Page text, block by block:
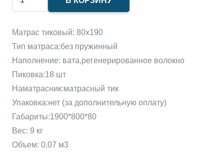
₽950.00.
тиковый
обычный
(80х190)
Матрас тиковый: 80х190
Тип матраса:без пружинный
Наполнение: вата,регенерированное волокно
Пиковка:18 шт
Наматрасник:матрасный тик
Упаковка:нет (за дополнительную оплату)
Габариты:1900*800*80
Вес: 9 кг
Объем: 0,07 м3